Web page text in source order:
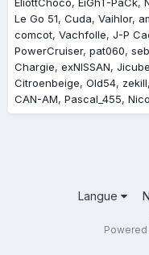
Le Go 51 Cuda Vaihlor
comcot Vachfolle J-P
PowerCruiser pat060
Chargie exNISSAN Jicube
Citroenbeige Old54 zekill
CAN-AM Pascal_455
Langue